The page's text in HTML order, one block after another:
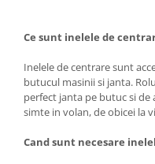
Ce sunt inelele de
Inelele de centrare sunt
butucul masinii si janta.
perfect janta pe butuc si de
simte in volan, de obicei la
Cand sunt necesare